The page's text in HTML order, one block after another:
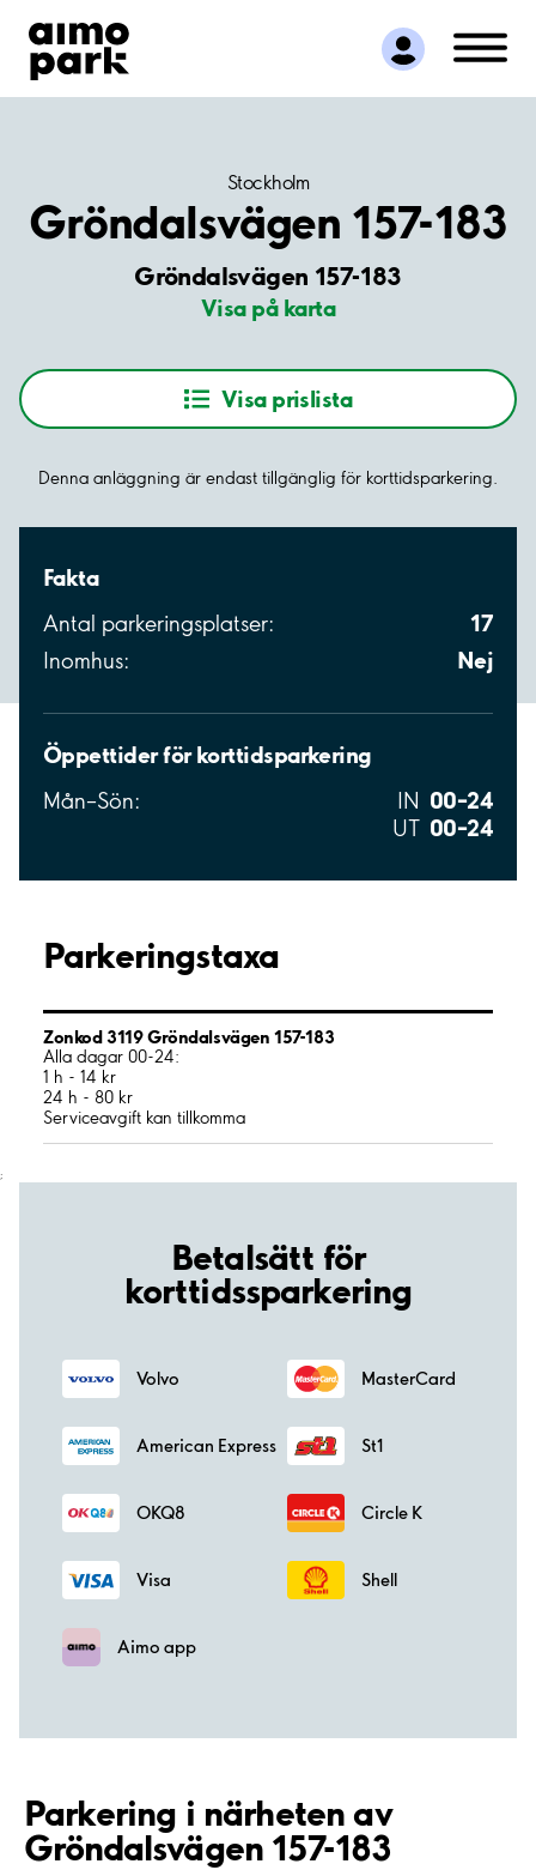
Hitta parkering
Samarbete
Kundservice
Stockholm
Gröndalsvägen 157-183
Gröndalsvägen 157-183
Visa på karta
Visa prislista
Denna anläggning är endast tillgänglig för korttidsparkering.
Fakta
Antal parkeringsplatser: 17
Inomhus: Nej
Öppettider för korttidsparkering
Mån–Sön: IN 00–24
UT 00–24
Parkeringstaxa
Zonkod 3119 Gröndalsvägen 157-183
Alla dagar 00-24:
1 h - 14 kr
24 h - 80 kr
Serviceavgift kan tillkomma
;
Betalsätt för
korttidssparkering
Volvo MasterCard
American Express St1
OKQ8 Circle K
Visa Shell
Aimo app
Parkering i närheten av
Gröndalsvägen 157-183